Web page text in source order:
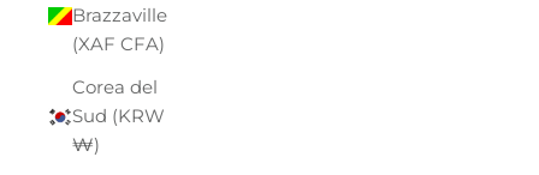
Brazzaville
(XAF CFA)
Corea del
Sud (KRW
₩)